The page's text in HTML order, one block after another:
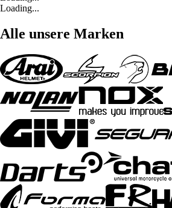
Loading...
Alle unsere Marken